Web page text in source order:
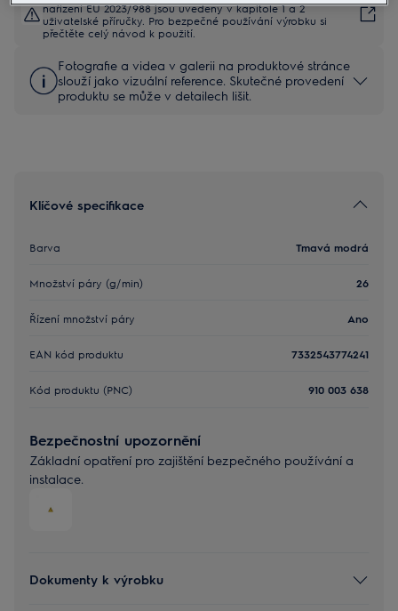
nařízení EU 2023/988 jsou uvedeny v kapitole 1 a 2
uživatelské příručky. Pro bezpečné používání výrobku si
přečtěte celý návod k použití.
Fotografie a videa v galerii na produktové stránce
slouží jako vizuální reference. Skutečné provedení
produktu se může v detailech lišit.
Klíčové specifikace
Barva Tmavá modrá
Množství páry (g/min) 26
Řízení množství páry Ano
EAN kód produktu 7332543774241
Kód produktu (PNC) 910 003 638
Bezpečnostní upozornění
Základní opatření pro zajištění bezpečného používání a
instalace.
Dokumenty k výrobku